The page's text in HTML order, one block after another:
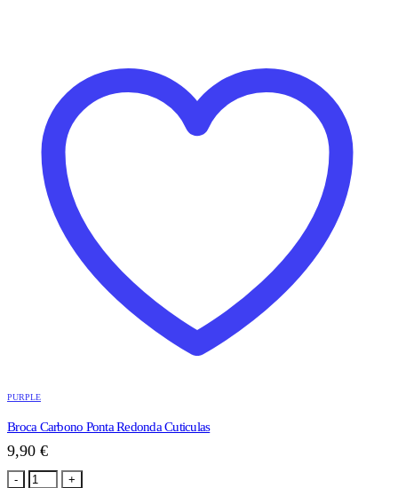
PURPLE
Broca Carbono Ponta Redonda Cuticulas
9,90 €
- +